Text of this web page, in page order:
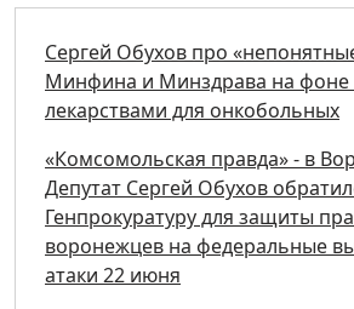
Сергей Обухов про
Минфина и Минздрава на фоне
лекарствами для онкобольных
«Комсомольская правда» - в
Депутат Сергей Обухов
Генпрокуратуру для защиты
воронежцев на федеральные
атаки 22 июня